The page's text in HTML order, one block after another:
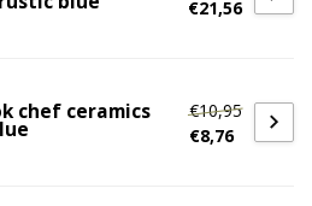
€21,56
chef ceramics
€10,95
€8,76